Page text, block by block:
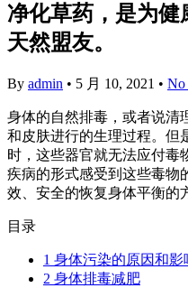
净化草药，是为健
天然盟友。
By admin • 5 月 10, 2021 • No
身体的自然排毒，或者说清
和皮肤进行的生理过程。但
时，这些器官就无法应付毒
疾病的形式感受到这些毒物
效、安全的恢复身体平衡的
目录
1 身体污染的原因和影
2 身体排毒减肥